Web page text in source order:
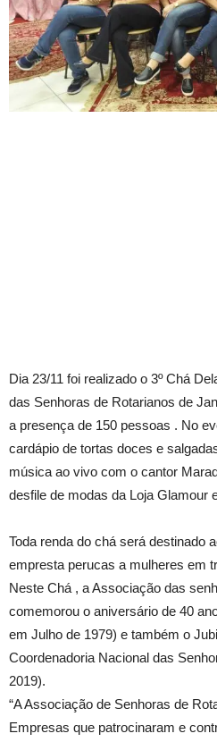
Dia 23/11 foi realizado o 3º Chá
das Senhoras de Rotarianos de
a presença de 150 pessoas . No
cardápio de tortas doces e
música ao vivo com o cantor
desfile de modas da Loja Glamour
Toda renda do chá será destinado
empresta perucas a mulheres em
Neste Chá , a Associação das
comemorou o aniversário de 40
em Julho de 1979) e também o
Coordenadoria Nacional das
2019).
“A Associação de Senhoras de
Empresas que patrocinaram e